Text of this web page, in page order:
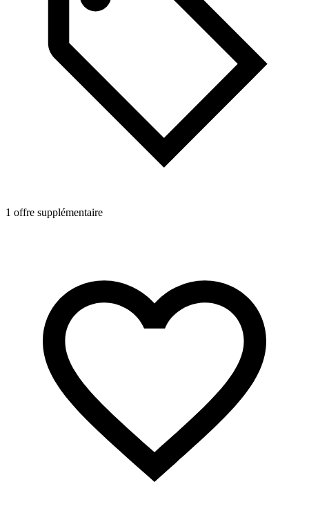
1 offre supplémentaire